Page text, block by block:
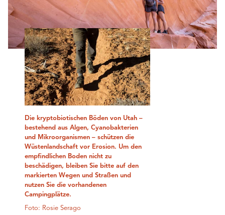
Die kryptobiotischen Böden von Utah –
bestehend aus Algen, Cyanobakterien
und Mikroorganismen – schützen die
Wüstenlandschaft vor Erosion. Um den
empfindlichen Boden nicht zu
beschädigen, bleiben Sie bitte auf den
markierten Wegen und Straßen und
nutzen Sie die vorhandenen
Campingplätze.
Foto: Rosie Serago